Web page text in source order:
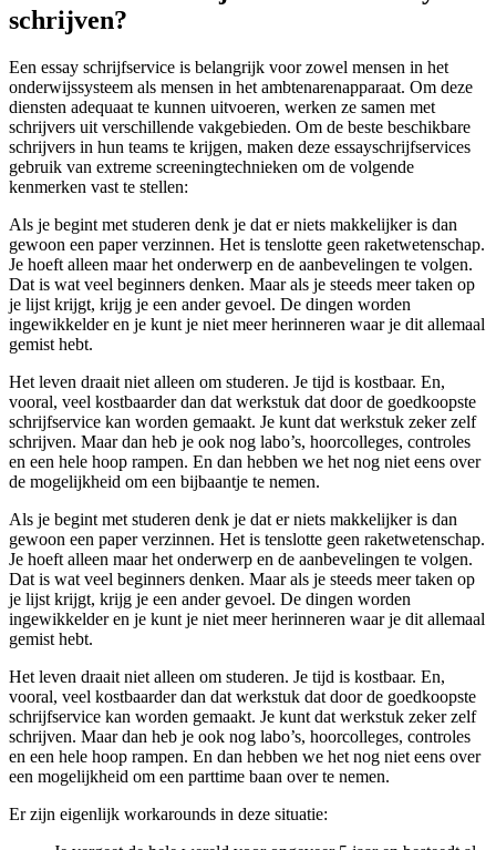
schrijven?
Een essay schrijfservice is belangrijk voor zowel mensen in het
onderwijssysteem als mensen in het ambtenarenapparaat. Om deze
diensten adequaat te kunnen uitvoeren, werken ze samen met
schrijvers uit verschillende vakgebieden. Om de beste beschikbare
schrijvers in hun teams te krijgen, maken deze essayschrijfservices
gebruik van extreme screeningtechnieken om de volgende
kenmerken vast te stellen:
Als je begint met studeren denk je dat er niets makkelijker is dan
gewoon een paper verzinnen. Het is tenslotte geen raketwetenschap.
Je hoeft alleen maar het onderwerp en de aanbevelingen te volgen.
Dat is wat veel beginners denken. Maar als je steeds meer taken op
je lijst krijgt, krijg je een ander gevoel. De dingen worden
ingewikkelder en je kunt je niet meer herinneren waar je dit allemaal
gemist hebt.
Het leven draait niet alleen om studeren. Je tijd is kostbaar. En,
vooral, veel kostbaarder dan dat werkstuk dat door de goedkoopste
schrijfservice kan worden gemaakt. Je kunt dat werkstuk zeker zelf
schrijven. Maar dan heb je ook nog labo’s, hoorcolleges, controles
en een hele hoop rampen. En dan hebben we het nog niet eens over
de mogelijkheid om een bijbaantje te nemen.
Als je begint met studeren denk je dat er niets makkelijker is dan
gewoon een paper verzinnen. Het is tenslotte geen raketwetenschap.
Je hoeft alleen maar het onderwerp en de aanbevelingen te volgen.
Dat is wat veel beginners denken. Maar als je steeds meer taken op
je lijst krijgt, krijg je een ander gevoel. De dingen worden
ingewikkelder en je kunt je niet meer herinneren waar je dit allemaal
gemist hebt.
Het leven draait niet alleen om studeren. Je tijd is kostbaar. En,
vooral, veel kostbaarder dan dat werkstuk dat door de goedkoopste
schrijfservice kan worden gemaakt. Je kunt dat werkstuk zeker zelf
schrijven. Maar dan heb je ook nog labo’s, hoorcolleges, controles
en een hele hoop rampen. En dan hebben we het nog niet eens over
een mogelijkheid om een parttime baan over te nemen.
Er zijn eigenlijk workarounds in deze situatie: